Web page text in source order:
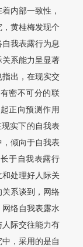
内部一致性，
黄桂梅发现个
我表露行为息
系能力呈显著
出，在现实交
密不可分的联
正向预测作用
实下的自我表
倾向于自我表
于自我表露行
处理好人际关
系谈到，网络
络自我表露水
际交往能力有
，采用的是自